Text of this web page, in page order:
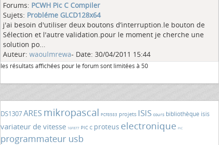
Forums: PCWH Pic C Compiler
Sujets: Probléme GLCD128x64
j'ai besoin d'utiliser deux boutons d’interruption.le bouton de
Sélection et l'autre validation.pour le moment je cherche une
solution po...
Auteur: waoulmrewa- Date: 30/04/2011 15:44
les résultats affichées pour le forum sont limitées à 50
DS1307ARES mikropascal PCF8583 projets ISIS cours bibliothèque isis
variateur de vitesse 16F877 PIC C proteus electronique PIC
programmateur usb